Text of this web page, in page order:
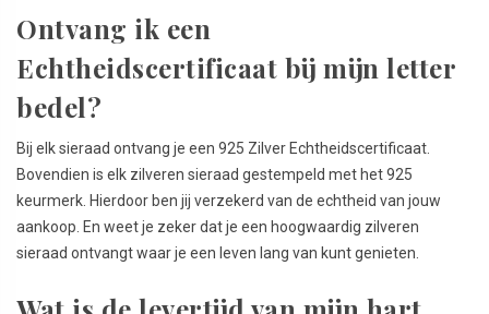
Ontvang ik een
Echtheidscertificaat bij mijn letter
bedel?
Bij elk sieraad ontvang je een 925 Zilver Echtheidscertificaat.
Bovendien is elk zilveren sieraad gestempeld met het 925
keurmerk. Hierdoor ben jij verzekerd van de echtheid van jouw
aankoop. En weet je zeker dat je een hoogwaardig zilveren
sieraad ontvangt waar je een leven lang van kunt genieten.